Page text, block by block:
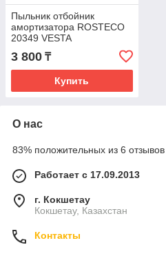
Пыльник отбойник
амортизатора ROSTECO
20349 VESTA
3 800 ₸
Купить
О нас
83% положительных из 6 отзывов
Работает с 17.09.2013
г. Кокшетау
Кокшетау, Казахстан
Контакты